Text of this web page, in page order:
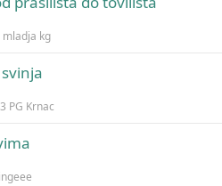
mladja kg
PG Krnac